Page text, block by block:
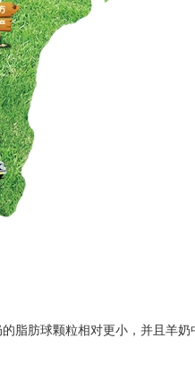
肪球颗粒相对更小，并且羊